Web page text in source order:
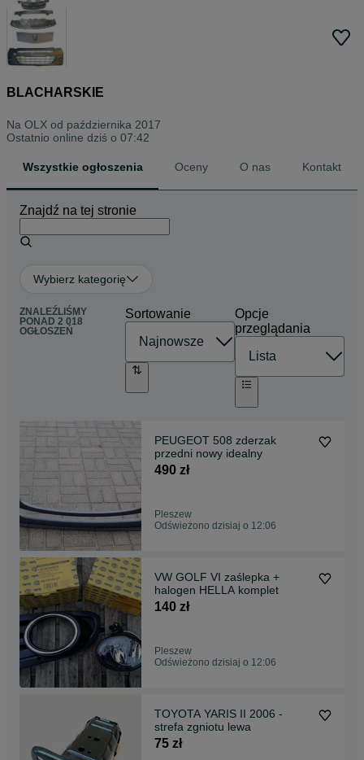
BLACHARSKIE
Na OLX od października 2017
Ostatnio online dziś o 07:42
Wszystkie ogłoszenia Oceny O nas Kontakt
Znajdź na tej stronie
Wybierz kategorię
ZNALEŹLIŚMY
PONAD 2 018
OGŁOSZEŃ
Sortowanie
Opcje
przeglądania
PEUGEOT 508 zderzak
przedni nowy idealny
490 zł
Pleszew
Odświeżono dzisiaj o 12:06
VW GOLF VI zaślepka +
halogen HELLA komplet
140 zł
Pleszew
Odświeżono dzisiaj o 12:06
TOYOTA YARIS II 2006 -
strefa zgniotu lewa
75 zł